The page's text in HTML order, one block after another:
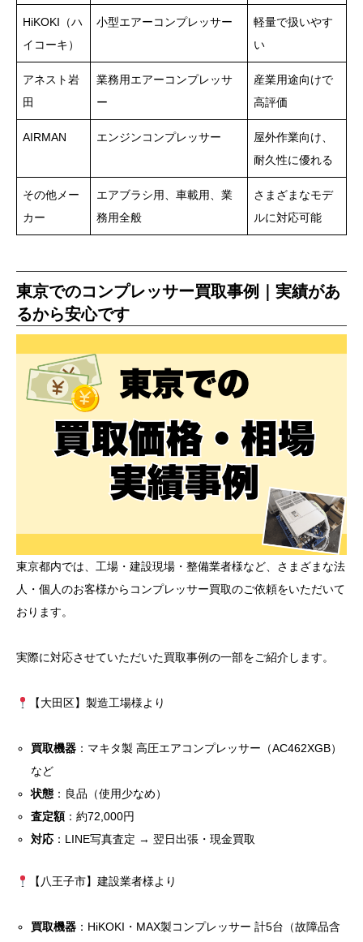
HiKOKI（ハ
イコーキ）
小型エアーコンプレッサー
軽量で扱いやす
い
アネスト岩
田
業務用エアーコンプレッサ
ー
産業用途向けで
高評価
AIRMAN エンジンコンプレッサー
屋外作業向け、
耐久性に優れる
その他メー
カー
エアブラシ用、車載用、業
務用全般
さまざまなモデ
ルに対応可能
東京でのコンプレッサー買取事例｜実績があ
るから安心です
東京都内では、工場・建設現場・整備業者様など、さまざまな法
人・個人のお客様からコンプレッサー買取のご依頼をいただいて
おります。
実際に対応させていただいた買取事例の一部をご紹介します。
【大田区】製造工場様より
買取機器 ：マキタ製 高圧エアコンプレッサー（AC462XGB）
など
状態 ：良品（使用少なめ）
査定額：約72,000円
対応 ：LINE写真査定 → 翌日出張・現金買取
【八王子市】建設業者様より
買取機器 ：HiKOKI・MAX製コンプレッサー 計5台（故障品含